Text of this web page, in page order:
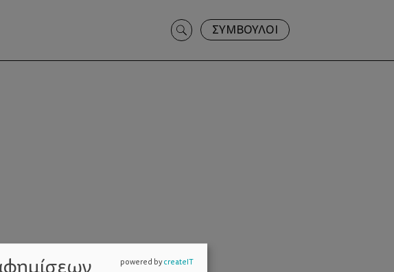
Search
for:
ΣΥΜΒΟΥΛΟΙ
powered bycreateIT